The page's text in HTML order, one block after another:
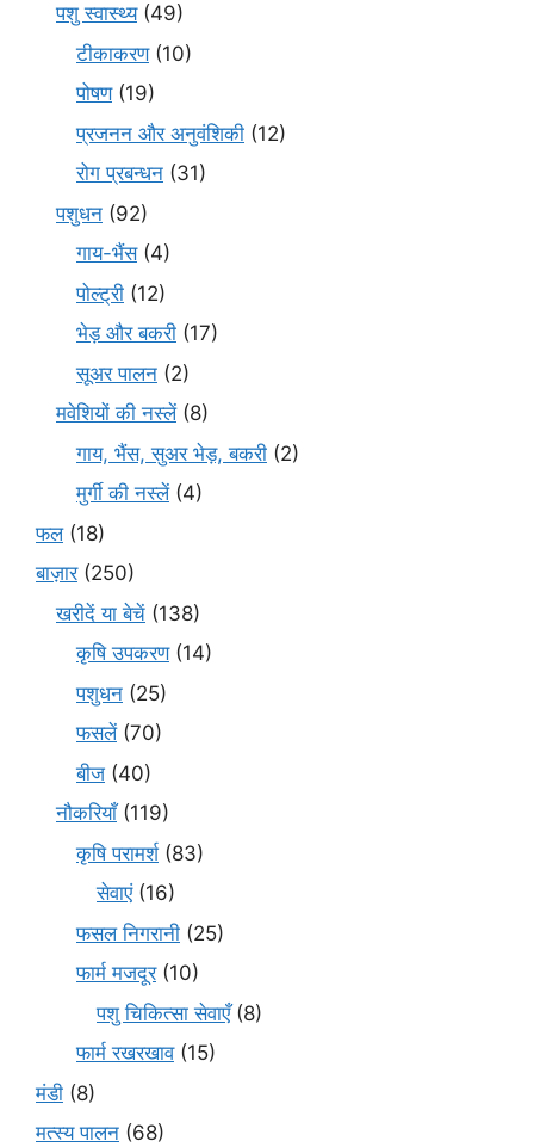
पशु स्वास्थ्य(49)
टीकाकरण(10)
पोषण(19)
प्रजनन और अनुवंशिकी (12)
रोग प्रबन्धन (31)
पशुधन (92)
गाय-भैंस(4)
पोल्ट्री (12)
भेड़ और बकरी (17)
सूअर पालन (2)
मवेशियों की नस्लें(8)
गाय, भैंस, सुअर भेड़, बकरी (2)
मुर्गी की नस्लें(4)
फल(18)
बाज़ार(250)
खरीदें या बेचें (138)
कृषि उपकरण(14)
पशुधन (25)
फसलें(70)
बीज (40)
नौकरियाँ(119)
कृषि परामर्श(83)
सेवाएं(16)
फसल निगरानी (25)
फार्म मजदूर(10)
पशु चिकित्सा सेवाएँ(8)
फार्म रखरखाव(15)
मंडी (8)
मत्स्य पालन (68)